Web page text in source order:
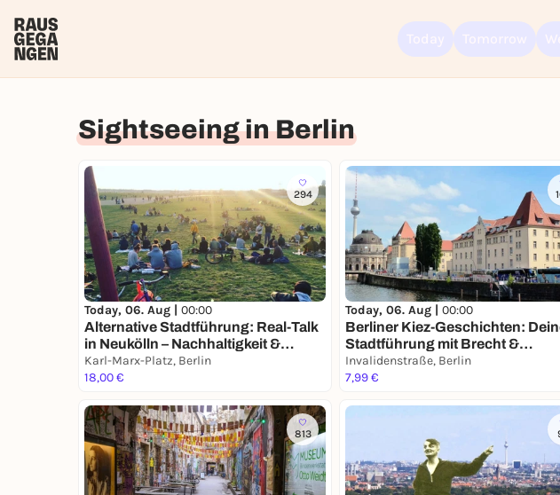
Sightseeing in Berlin
294
Today, 06. Aug | 00:00
Alternative Stadtführung: Real-Talk
in Neukölln – Nachhaltigkeit &
Kiezleben
Karl-Marx-Platz, Berlin
18,00 €
Today, 06. Aug | 00:00
Berliner Kiez-Geschichten:
Stadtführung mit Brecht &
Biermann
Invalidenstraße, Berlin
7,99 €
813
You already